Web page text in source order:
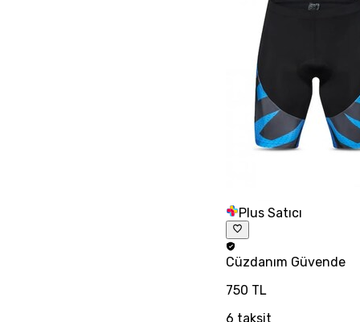
Plus Satıcı
Cüzdanım Güvende
750 TL
6 taksit